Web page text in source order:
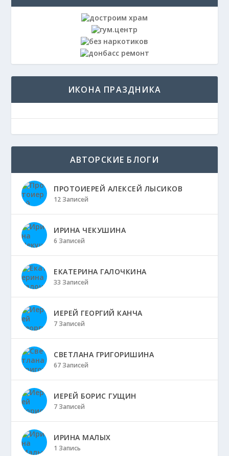
ИКОНА ПРАЗДНИКА
АВТОРСКИЕ БЛОГИ
ПРОТОИЕРЕЙ АЛЕКСЕЙ ЛЫСИКОВ
12 Записей
ИРИНА ЧЕКУШИНА
6 Записей
ЕКАТЕРИНА ГАЛОЧКИНА
33 Записей
ИЕРЕЙ ГЕОРГИЙ КАНЧА
7 Записей
СВЕТЛАНА ГРИГОРИШИНА
67 Записей
ИЕРЕЙ БОРИС ГУЩИН
7 Записей
ИРИНА МАЛЫХ
1 Запись